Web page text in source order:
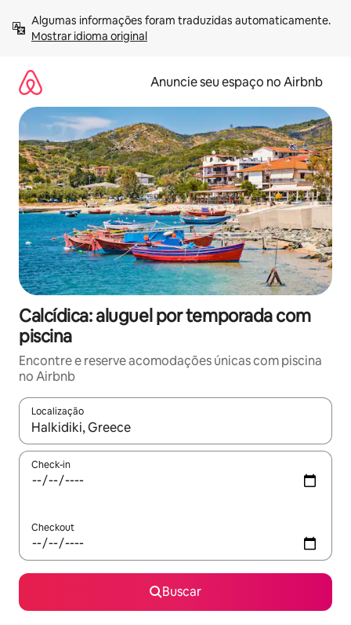
para
Mostrar idioma original
Anuncie seu espaço no Airbnb
Calcídica: aluguel por temporada com
piscina
Encontre e reserve acomodações únicas com piscina
no Airbnb
Localização
Quando os resultados estiverem disponíveis, explore-os
Check-in
Checkout
Buscar